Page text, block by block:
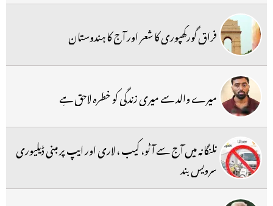
فراق گورکھپوری کا شعر اور آج کا ہندوستان
میرے والد سے میری زندگی کو خطرہ لاحق ہے
تلنگانہ میں آج سے آٹو، کیب ، لاری اور ایپ پر مبنی ڈیلیوری
سرویس بند